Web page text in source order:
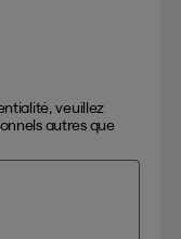
veuillez
autres que